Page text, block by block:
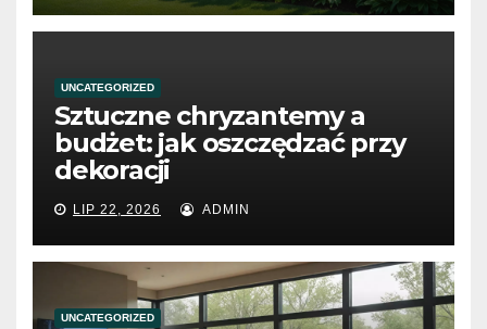
UNCATEGORIZED
Sztuczne chryzantemy a
budżet: jak oszczędzać przy
dekoracji
LIP 22, 2026 ADMIN
UNCATEGORIZED